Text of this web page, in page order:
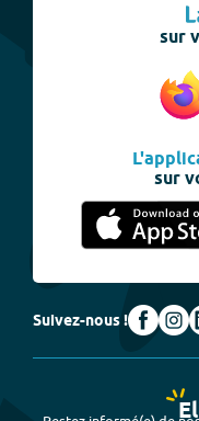
sur
sur
Suivez-nous !